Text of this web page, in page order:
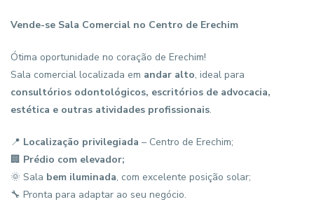
Vende-se Sala Comercial no Centro de Erechim
Ótima oportunidade no coração de Erechim!
Sala comercial localizada em andar alto, ideal para
consultórios odontológicos, escritórios de advocacia,
estética e outras atividades profissionais.
📍 Localização privilegiada – Centro de Erechim;
🏢 Prédio com elevador;
🌞 Sala bem iluminada, com excelente posição solar;
🔧 Pronta para adaptar ao seu negócio.